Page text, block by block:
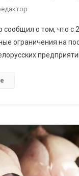
сообщил о том, что с
ограничения на